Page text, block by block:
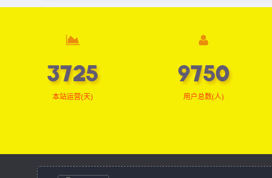
3750
本站运营(天)
9814
用户总数(人)